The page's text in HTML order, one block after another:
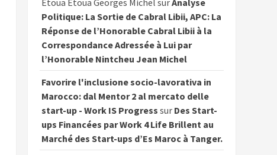
Etoua Etoua Georges Michel surAnalyse
Politique: La Sortie de Cabral Libii, APC: La
Réponse de l’Honorable Cabral Libii à la
Correspondance Adressée à Lui par
l’Honorable Nintcheu Jean Michel
Favorire l'inclusione socio-lavorativa in
Marocco: dal Mentor 2 al mercato delle
start-up - Work IS Progress sur Des Start-
ups Financées par Work 4 Life Brillent au
Marché des Start-ups d’Es Maroc à Tanger.